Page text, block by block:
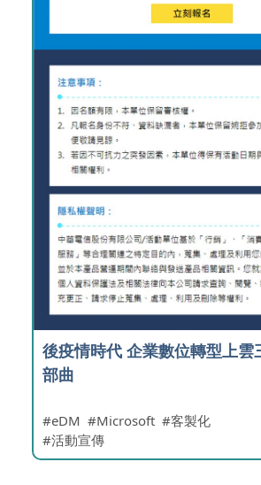
後疫情時代 企業數位轉型上雲
部曲
eDM Microsoft
客製化
活動宣傳